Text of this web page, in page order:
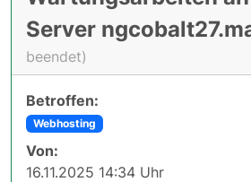
Server
beendet)
Betroffen:
Webhosting
Von:
16.11.2025 14:34 Uhr